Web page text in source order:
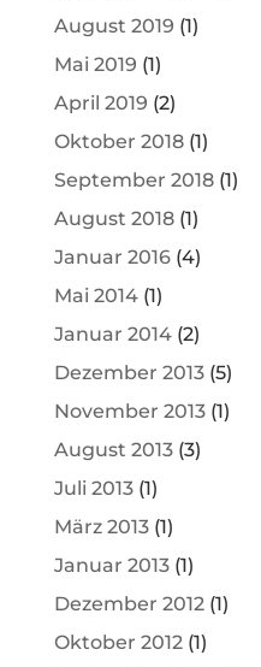
August 2019 (1)
Mai 2019 (1)
April 2019 (2)
Oktober 2018(1)
September 2018(1)
August 2018(1)
Januar 2016(4)
Mai 2014(1)
Januar 2014(2)
Dezember 2013(5)
November 2013(1)
August 2013(3)
Juli 2013(1)
März 2013(1)
Januar 2013(1)
Dezember 2012(1)
Oktober 2012(1)